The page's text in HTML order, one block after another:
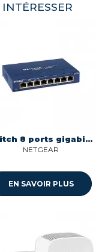
Switch 8 ports gigabit gs108ge metal Netgear GS108GE
NETGEAR
EN SAVOIR PLUS